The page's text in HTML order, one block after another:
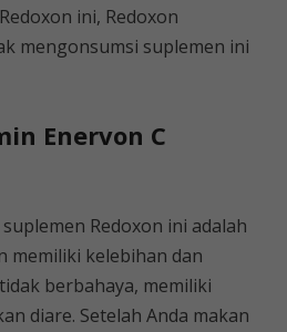
ini, Redoxon
mengonsumsi suplemen ini
Enervon C
Redoxon ini adalah
memiliki kelebihan dan
berbahaya, memiliki
diare. Setelah Anda makan